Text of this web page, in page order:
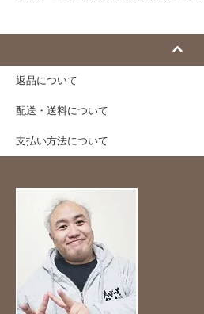
返品について
配送・送料について
支払い方法について